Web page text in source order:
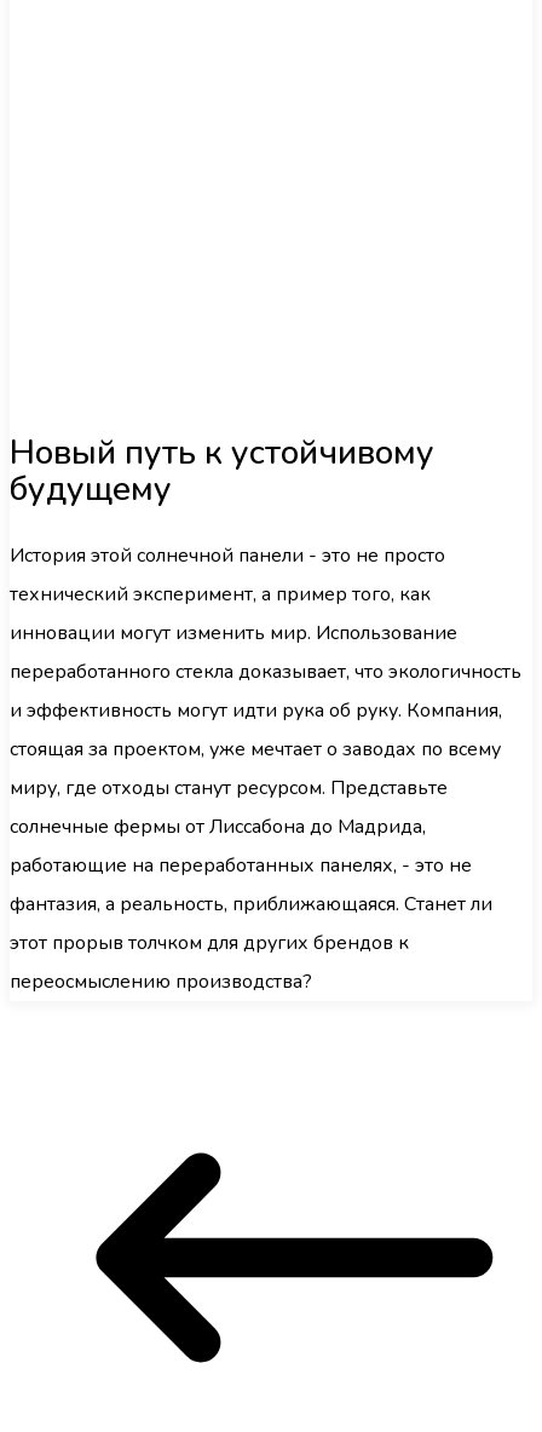
Новый путь к устойчивому
будущему
История этой солнечной панели - это не просто
технический эксперимент, а пример того, как
инновации могут изменить мир. Использование
переработанного стекла доказывает, что экологичность
и эффективность могут идти рука об руку. Компания,
стоящая за проектом, уже мечтает о заводах по всему
миру, где отходы станут ресурсом. Представьте
солнечные фермы от Лиссабона до Мадрида,
работающие на переработанных панелях, - это не
фантазия, а реальность, приближающаяся. Станет ли
этот прорыв толчком для других брендов к
переосмыслению производства?